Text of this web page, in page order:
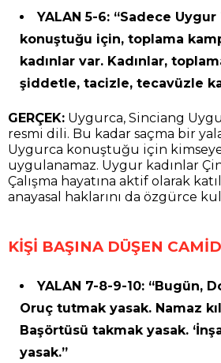
YALAN 5-6: “Sadece
konuştuğu için, toplama
kadınlar var. Kadınlar,
şiddetle, tacizle, tecavüzle
GERÇEK: Uygurca, Sinciang
resmi dili. Bu kadar saçma bir
Uygurca konuştuğu için
uygulanamaz. Uygur kadınlar
Çalışma hayatına aktif olarak
anayasal haklarını da özgürce
KİŞİ BAŞINA DÜŞEN
YALAN 7-8-9-10: “Bugün,
Oruç tutmak yasak. Namaz
Başörtüsü takmak yasak.
yasak.”